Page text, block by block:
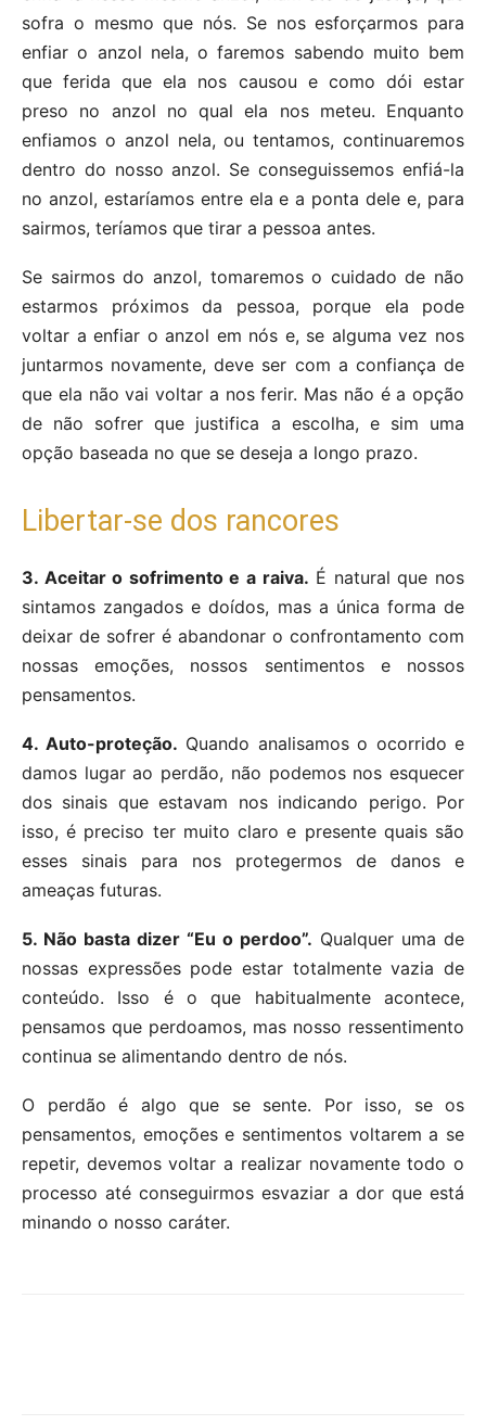
sofra o mesmo que nós. Se nos esforçarmos para
enfiar o anzol nela, o faremos sabendo muito bem
que ferida que ela nos causou e como dói estar
preso no anzol no qual ela nos meteu. Enquanto
enfiamos o anzol nela, ou tentamos, continuaremos
dentro do nosso anzol. Se conseguissemos enfiá-la
no anzol, estaríamos entre ela e a ponta dele e, para
sairmos, teríamos que tirar a pessoa antes.
Se sairmos do anzol, tomaremos o cuidado de não
estarmos próximos da pessoa, porque ela pode
voltar a enfiar o anzol em nós e, se alguma vez nos
juntarmos novamente, deve ser com a confiança de
que ela não vai voltar a nos ferir. Mas não é a opção
de não sofrer que justifica a escolha, e sim uma
opção baseada no que se deseja a longo prazo.
Libertar-se dos rancores
3. Aceitar o sofrimento e a raiva. É natural que nos
sintamos zangados e doídos, mas a única forma de
deixar de sofrer é abandonar o confrontamento com
nossas emoções, nossos sentimentos e nossos
pensamentos.
4. Auto-proteção. Quando analisamos o ocorrido e
damos lugar ao perdão, não podemos nos esquecer
dos sinais que estavam nos indicando perigo. Por
isso, é preciso ter muito claro e presente quais são
esses sinais para nos protegermos de danos e
ameaças futuras.
5. Não basta dizer “Eu o perdoo”. Qualquer uma de
nossas expressões pode estar totalmente vazia de
conteúdo. Isso é o que habitualmente acontece,
pensamos que perdoamos, mas nosso ressentimento
continua se alimentando dentro de nós.
O perdão é algo que se sente. Por isso, se os
pensamentos, emoções e sentimentos voltarem a se
repetir, devemos voltar a realizar novamente todo o
processo até conseguirmos esvaziar a dor que está
minando o nosso caráter.